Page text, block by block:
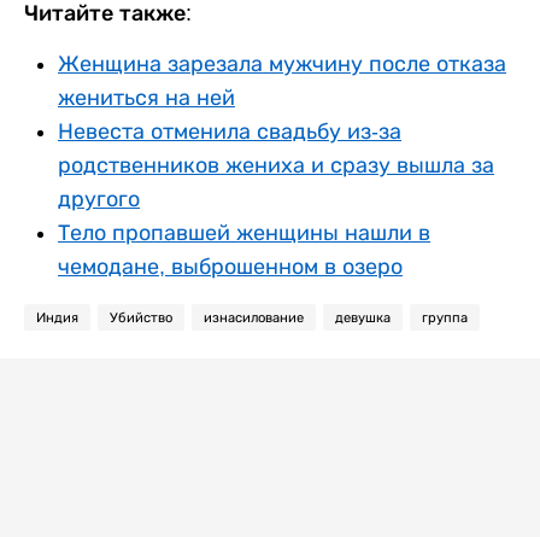
Читайте также:
Женщина зарезала мужчину после отказа
жениться на ней
Невеста отменила свадьбу из-за
родственников жениха и сразу вышла за
другого
Тело пропавшей женщины нашли в
чемодане, выброшенном в озеро
Индия Убийство изнасилование девушка группа